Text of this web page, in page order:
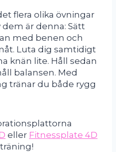
flera olika övningar
dem är denna: Sätt
med benen och
Luta dig samtidigt
knän lite. Håll sedan
balansen. Med
tränar du både rygg
eller Fitnessplate 4D